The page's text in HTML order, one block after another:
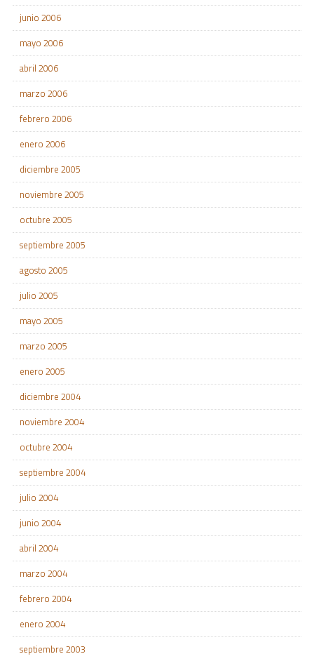
junio 2006
mayo 2006
abril 2006
marzo 2006
febrero 2006
enero 2006
diciembre 2005
noviembre 2005
octubre 2005
septiembre 2005
agosto 2005
julio 2005
mayo 2005
marzo 2005
enero 2005
diciembre 2004
noviembre 2004
octubre 2004
septiembre 2004
julio 2004
junio 2004
abril 2004
marzo 2004
febrero 2004
enero 2004
septiembre 2003